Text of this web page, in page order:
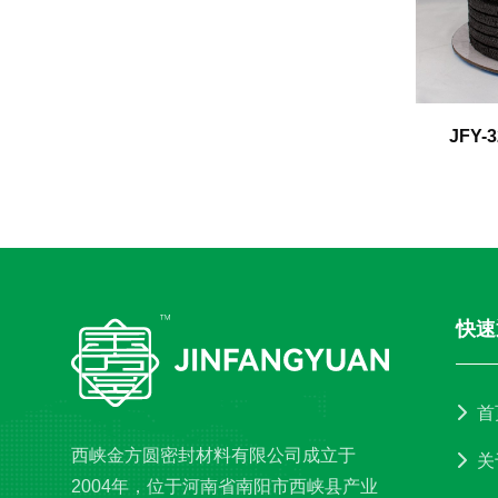
JFY-
西峡金方圆密封材料有限公司成立于
2004年，位于河南省南阳市西峡县产业
快
首